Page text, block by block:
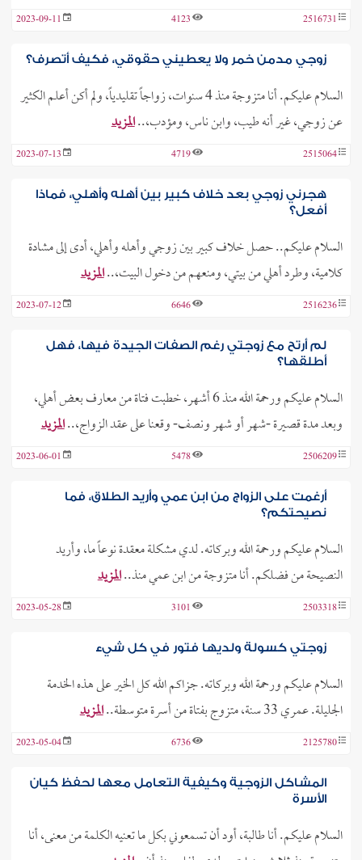
2516731
4123
2023-09-11
زوجي مدمن خمر ولا يعطيني حقوقي، فكيف أتصرف؟
السلام عليكم. أنا متزوجة منذ 4 سنوات، زواجاً تقليدياً، ولم أكن أعلم الكثير
عن زوجي، غير أنه طيب، وابن ناس، ومؤدب،..المزيد
2515064
4719
2023-07-13
هجرني زوجي بعد خلاف كبير بين أهله وأهلي، فماذا
أفعل؟
السلام عليكم.. حصل خلاف كبير بين زوجي وأهله وأهلي، أدى إلى مشادة
كلامية، وطرد أهلي من بيتي، ومنعهم من دخول البيت،..المزيد
2516236
6646
2023-07-12
لم أرتح مع زوجتي رغم الصفات الجيدة فيها، فهل
أطلقها؟
السلام عليكم ورحمة الله منذ 6 أشهر، خطبت فتاة من معارف بعض أهلي،
وبعد مدة قصيرة -شهر أو شهر ونصف- وقعنا على عقد الزواج،..المزيد
2506209
5478
2023-06-01
أرغمت على الزواج من ابن عمي وأريد الطلاق، فما
نصيحتكم؟
السلام عليكم ورحمة الله وبركاته. لدي مشكلة معقدة نوعاً ما، وأريد
النصيحة من فضلكم. أنا متزوجة من ابن عمي منذ..المزيد
2503318
3101
2023-05-28
زوجتي كسولة ولديها فتور في كل شيء
السلام عليكم ورحمة الله وبركاته. جزاكم الله كل الخير على هذه الخدمة
الجليلة. عمري 33 سنة، متزوج بفتاة من أسرة متوسطة..
المزيد
2125780
6736
2023-05-04
المشاكل الزوجية وكيفية التعامل معها لحفظ كيان
الأسرة
السلام عليكم. أنا طالبة، أود أن تسمعوني بكل ما تعنيه الكلمة من معنى، أنا